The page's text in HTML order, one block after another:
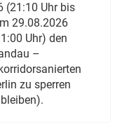
(21:10 Uhr bis
29.08.2026
Uhr) den
–
zu sperren